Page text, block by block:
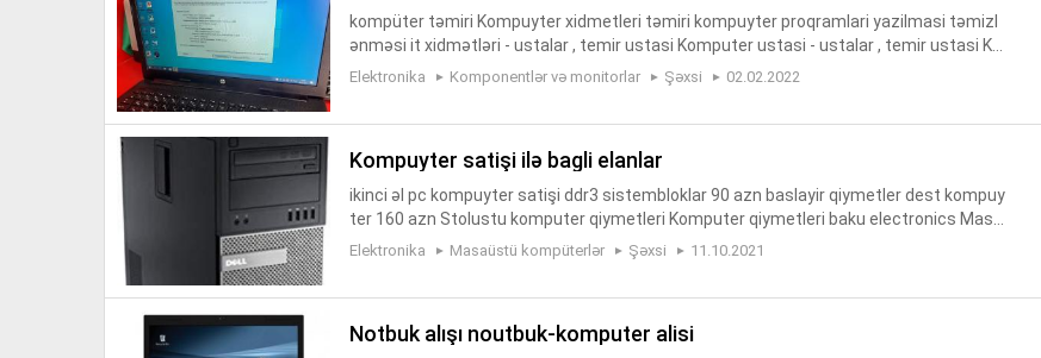
kompüter təmiri Kompuyter xidmetleri təmiri kompuyter proqramlari yazilmasi təmizl
ənməsi it xidmətləri - ustalar , temir ustasi Komputer ustasi - ustalar , temir ustasi Ko
mputer xidmətləri Kompüter ustası — Bakı, Azərbaycan Kompüter şəbəkəsi qurulma
Elektronika Komponentlər və monitorlar Şəxsi 02.02.2022
kompuyter satişi ilə bagli elanlar
ikinci əl pc kompuyter satişi ddr3 sistembloklar 90 azn baslayir qiymetler dest kompuy
ter 160 azn Stolustu komputer qiymetleri Komputer qiymetleri baku electronics Masa
ustu komputer satisi Komputer qiymetleri Ucuz komputer qiymetleri Optimal komput
Elektronika Masaüstü kompüterlər Şəxsi 11.10.2021
notbuk alışı noutbuk-komputer alisi